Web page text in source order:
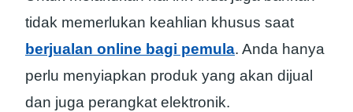
tidak memerlukan keahlian khusus saat
berjualan online bagi pemula. Anda hanya
perlu menyiapkan produk yang akan dijual
dan juga perangkat elektronik.